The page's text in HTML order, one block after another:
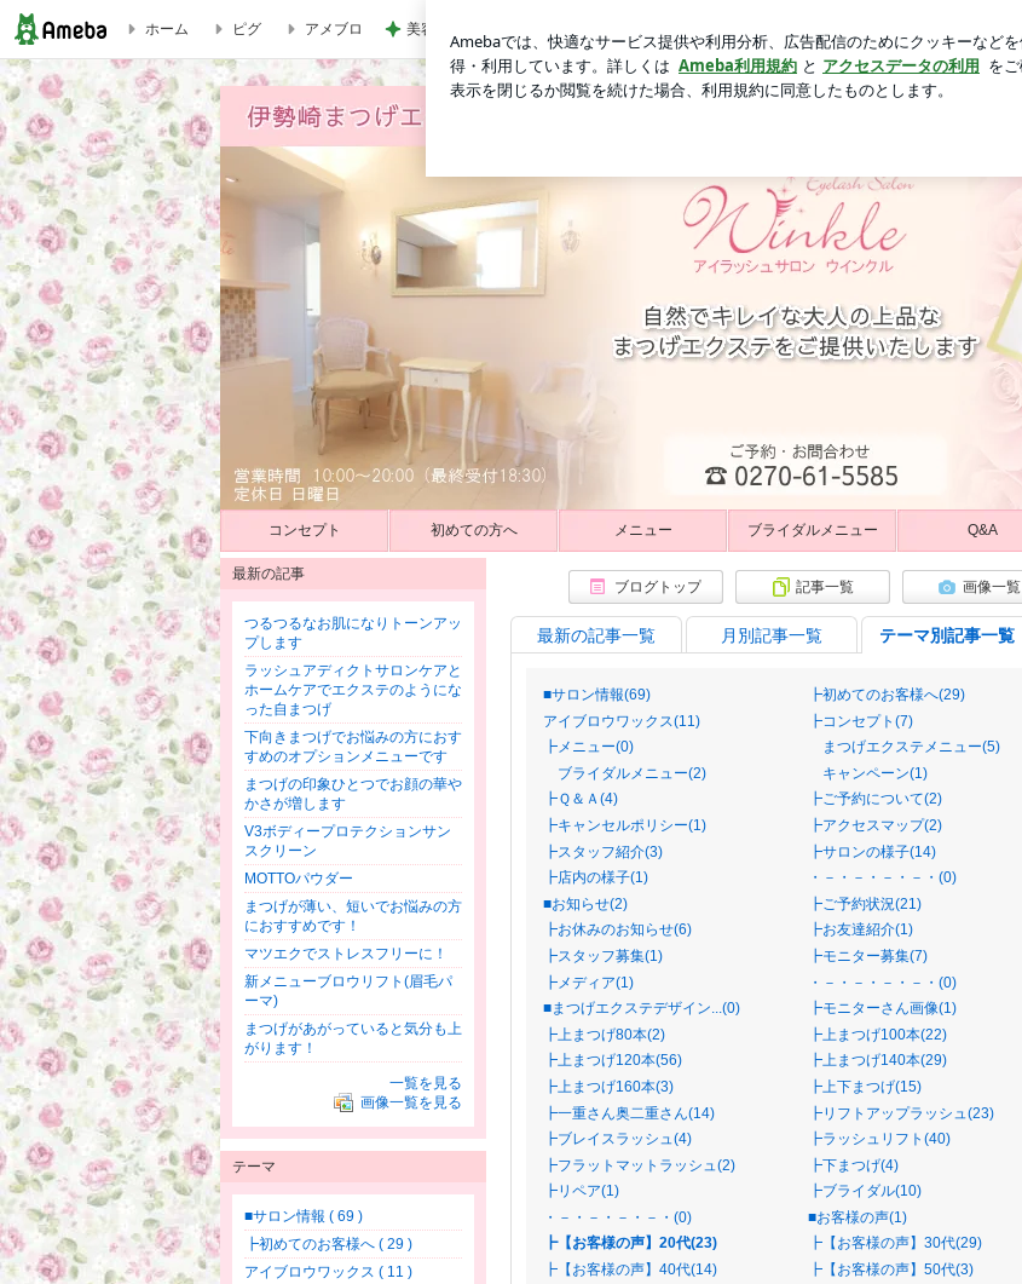
┣【お客様の声】20代｜群馬県伊勢崎市まつげエクステ専門店 アイラッシュサロン「ウインクル」
ホーム ピグ アメブロ 美容液みたいな石鹸での洗顔法
ブログトップ 記事一覧 画像一覧
最新の記事一覧 月別記事一覧 テーマ別記事一覧
■サロン情報(69)
┣初めてのお客様へ(29)
アイブロウワックス(11)
┣コンセプト(7)
┣メニュー(0)
まつげエクステメニュー(5)
ブライダルメニュー(2)
キャンペーン(1)
┣Ｑ＆Ａ(4)
┣ご予約について(2)
┣キャンセルポリシー(1)
┣アクセスマップ(2)
┣スタッフ紹介(3)
┣サロンの様子(14)
┣店内の様子(1)
・－・－・－・－・(0)
■お知らせ(2)
┣ご予約状況(21)
┣お休みのお知らせ(6)
┣お友達紹介(1)
┣スタッフ募集(1)
┣モニター募集(7)
┣メディア(1)
・－・－・－・－・(0)
■まつげエクステデザイン...(0)
┣モニターさん画像(1)
┣上まつげ80本(2)
┣上まつげ100本(22)
┣上まつげ120本(56)
┣上まつげ140本(29)
┣上まつげ160本(3)
┣上下まつげ(15)
┣一重さん奥二重さん(14)
┣リフトアップラッシュ(23)
┣ブレイスラッシュ(4)
┣ラッシュリフト(40)
┣フラットマットラッシュ(2)
┣下まつげ(4)
┣リペア(1)
┣ブライダル(10)
・－・－・－・－・(0)
■お客様の声(1)
┣【お客様の声】20代(23)
┣【お客様の声】30代(29)
┣【お客様の声】40代(14)
┣【お客様の声】50代(3)
コンセプト 初めての方へ メニュー ブライダルメニュー Q&A
最新の記事
つるつるなお肌になりトーンアッ
プします
ラッシュアディクトサロンケアと
ホームケアでエクステのようにな
った自まつげ
下向きまつげでお悩みの方におす
すめのオプションメニューです
まつげの印象ひとつでお顔の華や
かさが増します
V3ボディープロテクションサン
スクリーン
MOTTOパウダー
まつげが薄い、短いでお悩みの方
におすすめです！
マツエクでストレスフリーに！
新メニューブロウリフト(眉毛パ
ーマ)
まつげがあがっていると気分も上
がります！
一覧を見る
画像一覧を見る
テーマ
■サロン情報 ( 69 )
┣初めてのお客様へ ( 29 )
アイブロウワックス ( 11 )